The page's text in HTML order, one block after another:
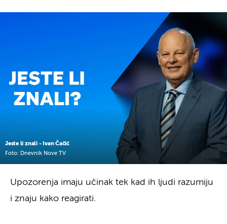
Jeste li znali - Ivan Čačić
Foto: Dnevnik Nove TV
Upozorenja imaju učinak tek kad ih ljudi razumiju
i znaju kako reagirati.